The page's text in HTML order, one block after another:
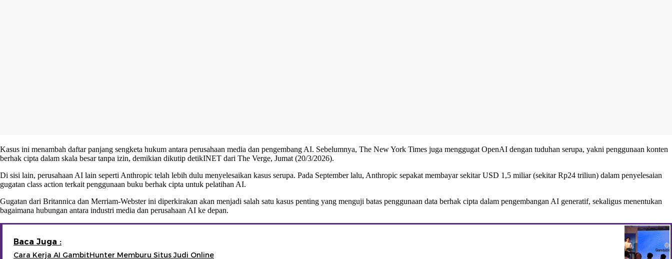
Kasus ini menambah daftar panjang sengketa hukum antara perusahaan media dan pengembang AI. Sebelumnya, The New York Times juga menggugat OpenAI dengan tuduhan serupa, yakni penggunaan konten
berhak cipta dalam skala besar tanpa izin, demikian dikutip detikINET dari The Verge, Jumat (20/3/2026).
Di sisi lain, perusahaan AI lain seperti Anthropic telah lebih dulu menyelesaikan kasus serupa. Pada September lalu, Anthropic sepakat membayar sekitar USD 1,5 miliar (sekitar Rp24 triliun) dalam penyelesaian
gugatan class action terkait penggunaan buku berhak cipta untuk pelatihan AI.
Gugatan dari Britannica dan Merriam-Webster ini diperkirakan akan menjadi salah satu kasus penting yang menguji batas penggunaan data berhak cipta dalam pengembangan AI generatif, sekaligus menentukan
bagaimana hubungan antara industri media dan perusahaan AI ke depan.
Baca Juga :
Cara Kerja AI GambitHunter Memburu Situs Judi Online